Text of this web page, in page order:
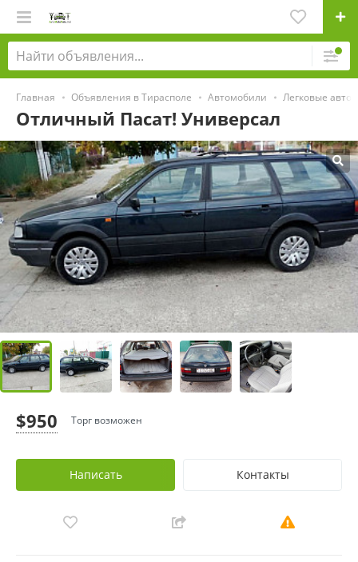
Главная Объявления в Тирасполе Автомобили Легковые
Отличный Пасат! Универсал
$950 Торг возможен
Написать Контакты